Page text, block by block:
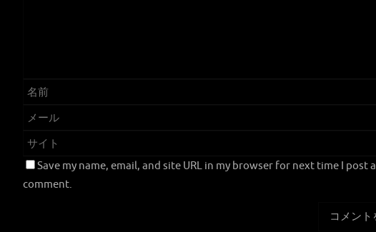
Save my name, email, and site URL in my browser for next time I post a
comment.